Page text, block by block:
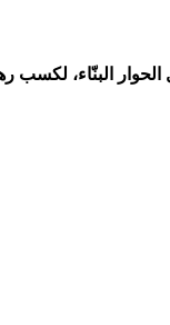
البنّاء، لكسب